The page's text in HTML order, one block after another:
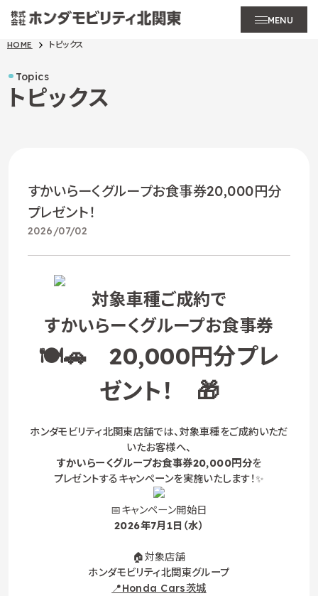
MENU
HOME トピックス
Topics
トピックス
すかいらーくグループお食事券20,000円分
プレゼント！
2026/07/02
対象車種ご成約で
すかいらーくグループお食事券
🍽️🚗 20,000円分プレ
ゼント！ 🎁
ホンダモビリティ北関東店舗では、対象車種をご成約いただ
いたお客様へ、
すかいらーくグループお食事券20,000円分を
プレゼントするキャンペーンを実施いたします！✨
📅キャンペーン開始日
2026年7月1日（水）
🏠対象店舗
ホンダモビリティ北関東グループ
📍Honda Cars茨城